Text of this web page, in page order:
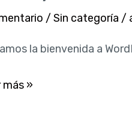
/Sin categoría /
la bienvenida a
más »